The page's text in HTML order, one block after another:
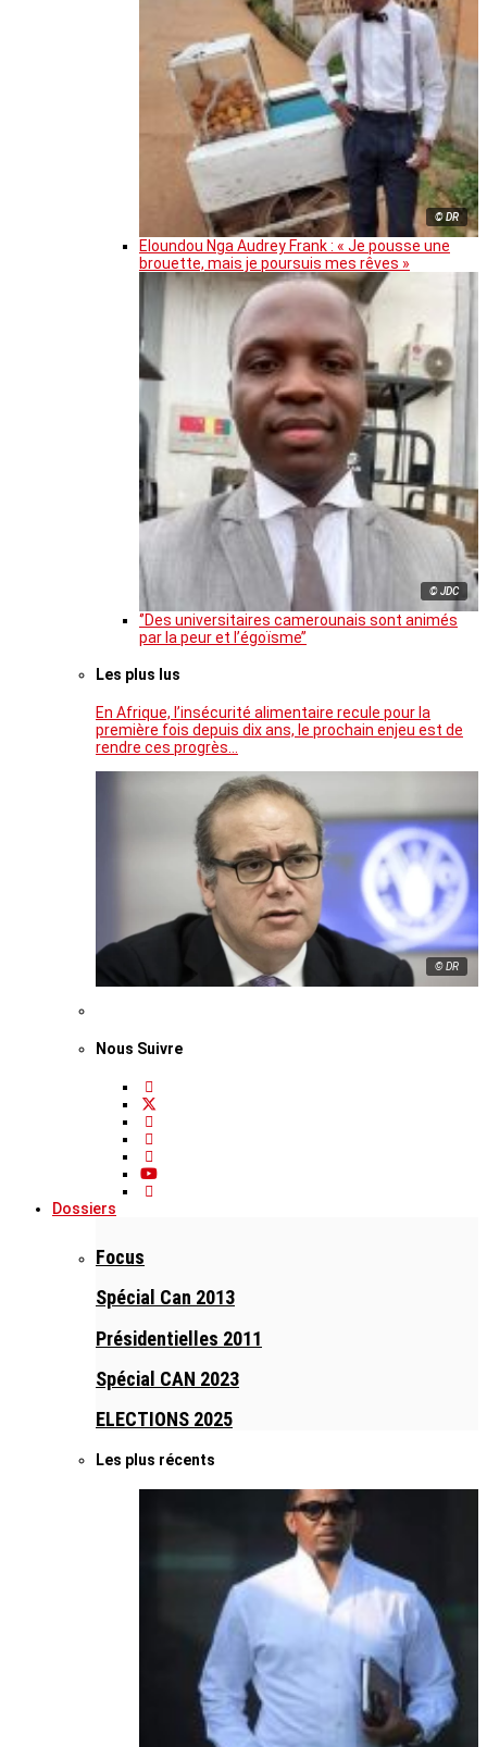
© DR
Eloundou Nga Audrey Frank : « Je pousse une
brouette, mais je poursuis mes rêves »
© JDC
‘’Des universitaires camerounais sont animés
par la peur et l’égoïsme’’
Les plus lus
En Afrique, l’insécurité alimentaire recule pour la
première fois depuis dix ans, le prochain enjeu est de
rendre ces progrès…
© DR
Nous Suivre
Dossiers
Focus
Spécial Can 2013
Présidentielles 2011
Spécial CAN 2023
ELECTIONS 2025
Les plus récents